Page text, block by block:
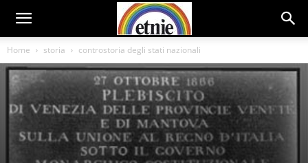
Home storia controstoria degli stati nazionali